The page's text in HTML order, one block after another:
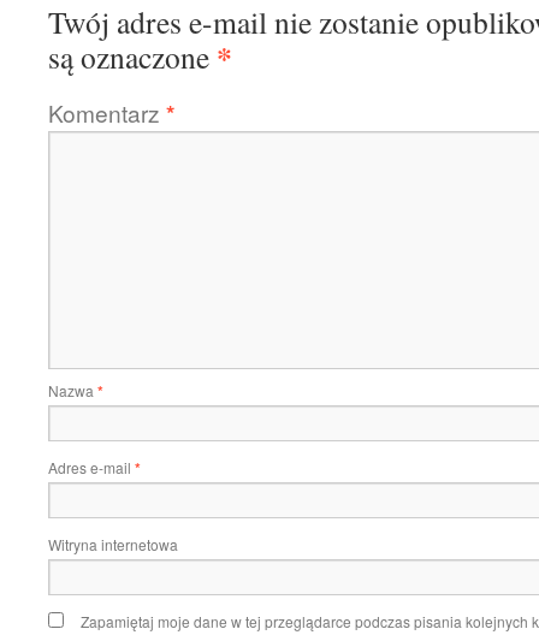
Twój adres e-mail nie zostanie
są oznaczone *
Komentarz *
Nazwa *
Adres e-mail *
Witryna internetowa
Zapamiętaj moje dane w tej przeglądarce podczas pisania kolejnych